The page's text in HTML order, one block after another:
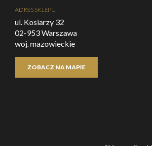
ADRES SKLEPU
ul. Kosiarzy 32
02-953 Warszawa
woj. mazowieckie
ZOBACZ NA MAPIE